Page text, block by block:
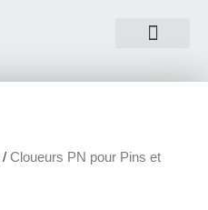
/ Cloueurs PN pour Pins et